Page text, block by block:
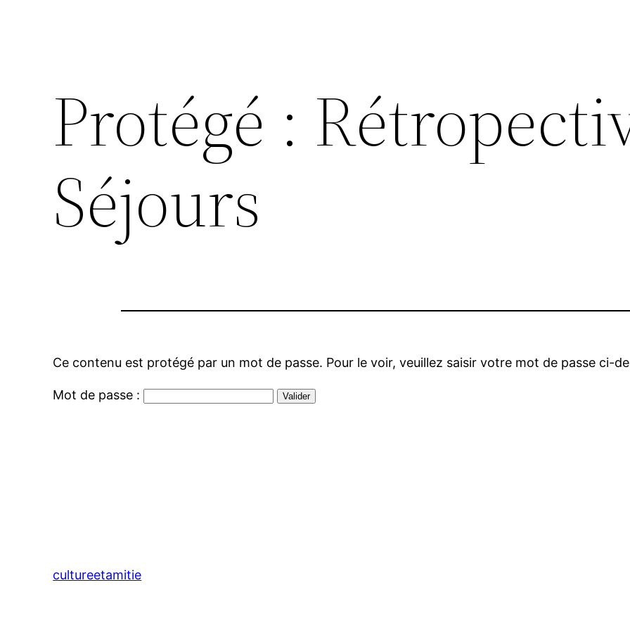
Protégé :
Séjours
Ce contenu est protégé par un mot de passe. Pour le voir, veuillez saisir votre mot de passe ci-
Mot de passe :
cultureetamitie